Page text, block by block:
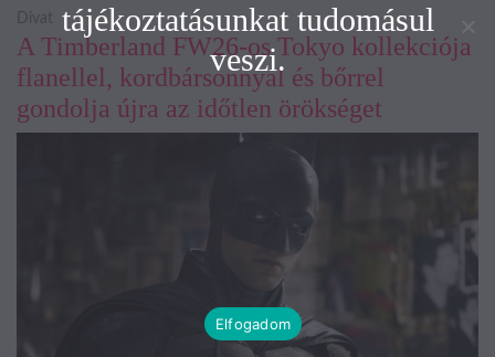
A Timberland FW26-os Tokyo kollekciója
flanellel, kordbársonnyal és bőrrel
gondolja újra az időtlen örökséget
Divat
tájékoztatásunkat tudomásul
veszi.
Elfogadom